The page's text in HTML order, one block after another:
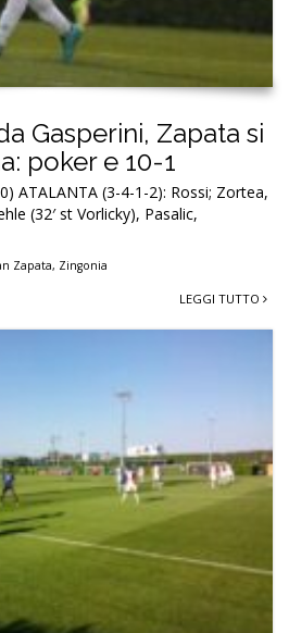
Gasperini, Zapata si
poker e 10-1
ATALANTA (3-4-1-2): Rossi; Zortea,
(32′ st Vorlicky), Pasalic,
Zapata, Zingonia
LEGGI TUTTO